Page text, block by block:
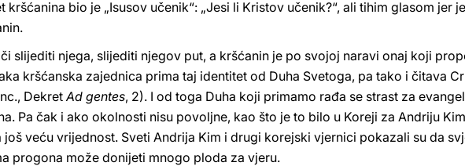
bio je „Isusov učenik“: „Jesi li Kristov učenik?“, ali tihim glasom jer
slijediti njega, slijediti njegov put, a kršćanin je po svojoj naravi onaj koji
kršćanska zajednica prima taj identitet od Duha Svetoga, pa tako i čitava
DekretAd gentes, 2). I od toga Duha koji primamo rađa se strast za
Pa čak i ako okolnosti nisu povoljne, kao što je to bilo u Koreji za Andriju
još veću vrijednost. Sveti Andrija Kim i drugi korejski vjernici pokazali su da
progona može donijeti mnogo ploda za vjeru.